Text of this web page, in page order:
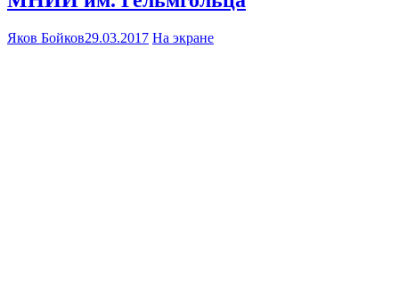
Яков Бойков29.03.2017 На экране